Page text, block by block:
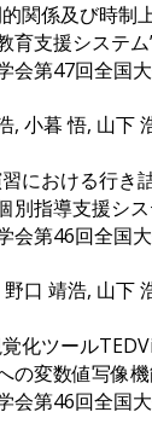
関係及び時制
育支援システム
会第47回全国
, 小暮 悟, 山下
における行き
別指導支援シ
会第46回全国
口 靖浩, 山下
化ツール
の変数値写像
会第46回全国